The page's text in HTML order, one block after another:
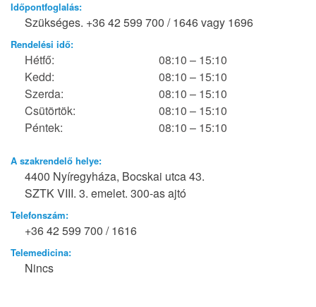
Időpontfoglalás:
Szükséges. +36 42 599 700 / 1646 vagy 1696
Rendelési idő:
Hétfő:
08:10 – 15:10
Kedd:
08:10 – 15:10
Szerda:
08:10 – 15:10
Csütörtök:
08:10 – 15:10
Péntek:
08:10 – 15:10
A szakrendelő helye:
4400 Nyíregyháza, Bocskai utca 43.
SZTK VIII. 3. emelet. 300-as ajtó
Telefonszám:
+36 42 599 700 / 1616
Telemedicina:
Nincs